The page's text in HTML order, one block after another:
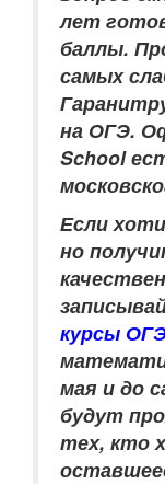
лет
баллы.
самых
на ОГЭ.
School
Если
но
курсы
мая и до
будут
тех, кто